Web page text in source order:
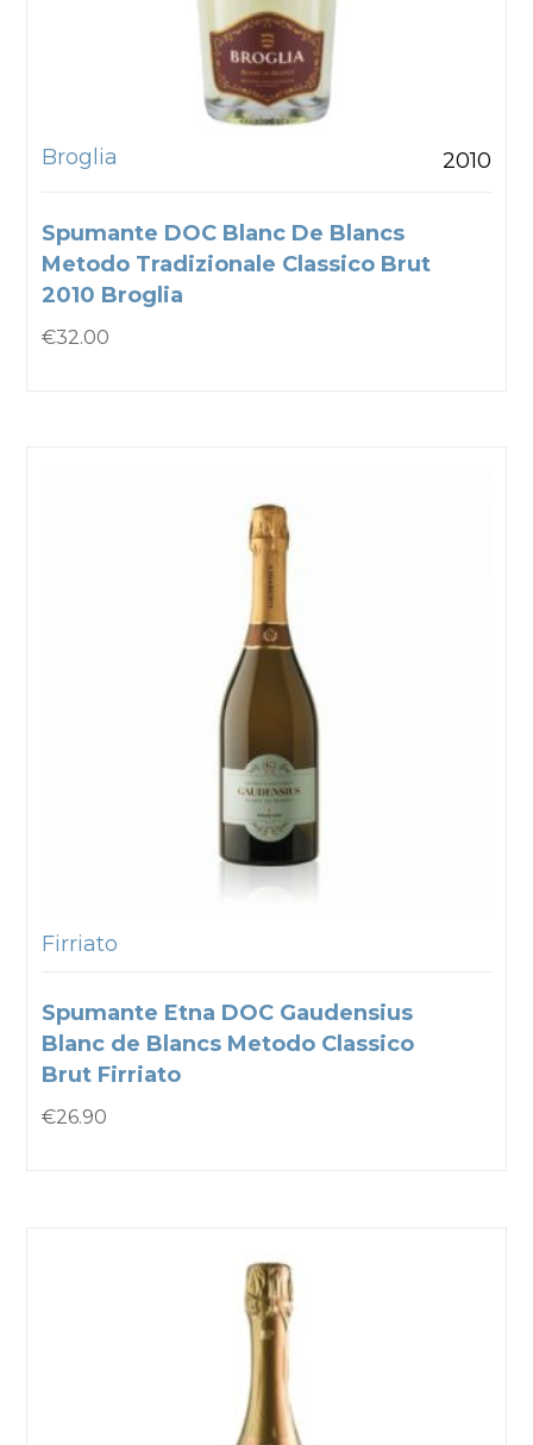
Broglia 2010
Spumante DOC Blanc De Blancs
Metodo Tradizionale Classico Brut
2010 Broglia
€32.00
Firriato
Spumante Etna DOC Gaudensius
Blanc de Blancs Metodo Classico
Brut Firriato
€26.90